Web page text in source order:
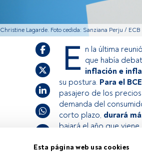
Esta página web usa cookies
Christine Lagarde. Foto cedida: Sanziana Perju / ECB
E n la última
que había
inflación e
su postura. Para el
pasajero de los
demanda del
corto plazo, durará
bajará el año que viene.